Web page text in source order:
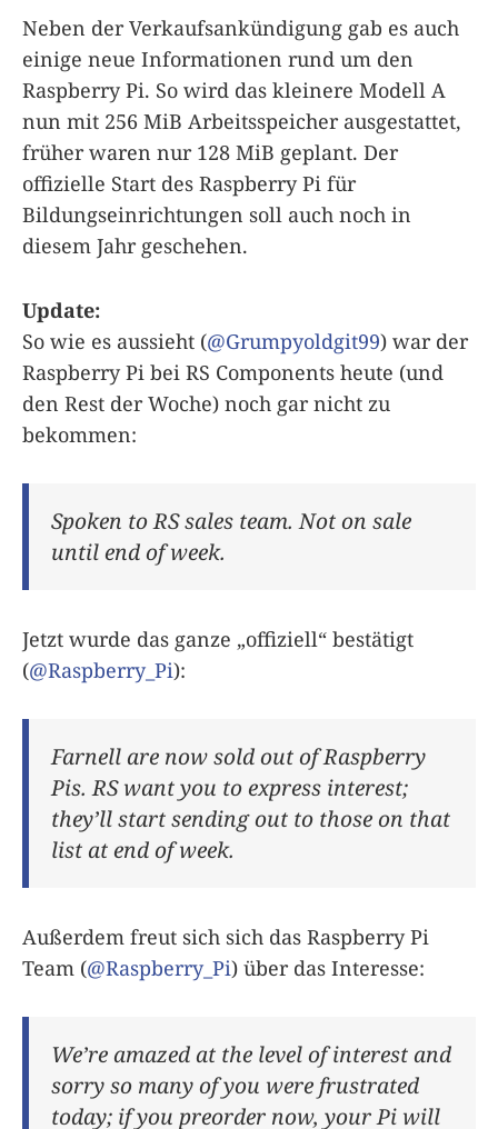
Neben der Verkaufsankündigung gab es auch
einige neue Informationen rund um den
Raspberry Pi. So wird das kleinere Modell A
nun mit 256 MiB Arbeitsspeicher ausgestattet,
früher waren nur 128 MiB geplant. Der
offizielle Start des Raspberry Pi für
Bildungseinrichtungen soll auch noch in
diesem Jahr geschehen.
Update:
So wie es aussieht (@Grumpyoldgit99) war der
Raspberry Pi bei RS Components heute (und
den Rest der Woche) noch gar nicht zu
bekommen:
Spoken to RS sales team. Not on sale
until end of week.
Jetzt wurde das ganze „offiziell“ bestätigt
(@Raspberry_Pi):
Farnell are now sold out of Raspberry
Pis. RS want you to express interest;
they’ll start sending out to those on that
list at end of week.
Außerdem freut sich sich das Raspberry Pi
Team (@Raspberry_Pi) über das Interesse:
We’re amazed at the level of interest and
sorry so many of you were frustrated
today; if you preorder now, your Pi will